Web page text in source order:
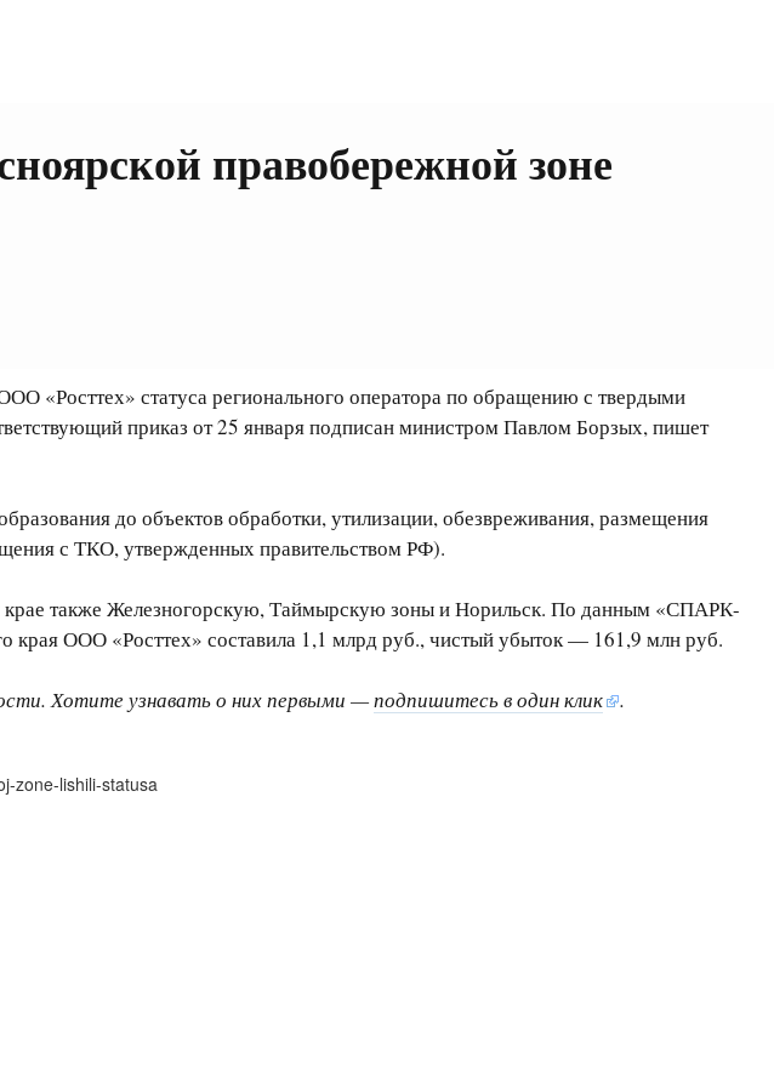
правобережной зоне
«Росттех» статуса регионального оператора по обращению с твердыми
приказ от 25 января подписан министром Павлом Борзых, пишет
до объектов обработки, утилизации, обезвреживания, размещения
с ТКО, утвержденных правительством РФ).
крае также Железногорскую, Таймырскую зоны и Норильск. По данным «СПАРК-
края ООО «Росттех» составила 1,1 млрд руб., чистый убыток — 161,9 млн руб.
Хотите узнавать о них первыми —подпишитесь в один клик .
zone-lishili-statusa